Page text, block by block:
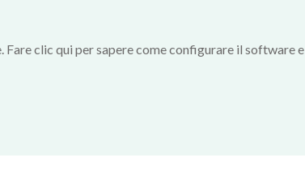
clic qui per sapere come configurare il software e